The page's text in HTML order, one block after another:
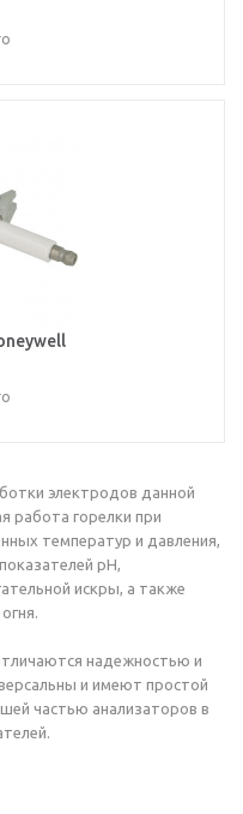
электродов данной
работа горелки при
температур и давления,
рН,
искры, а также
надежностью и
и имеют простой
частью анализаторов в